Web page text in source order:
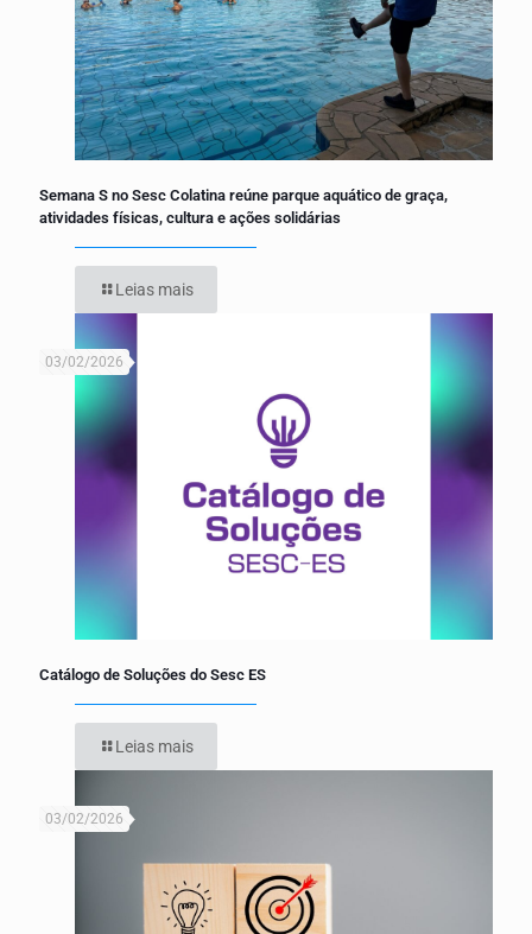
Semana S no Sesc Colatina reúne parque aquático de graça,
atividades físicas, cultura e ações solidárias
Leias mais
03/02/2026
Catálogo de Soluções do Sesc ES
Leias mais
03/02/2026